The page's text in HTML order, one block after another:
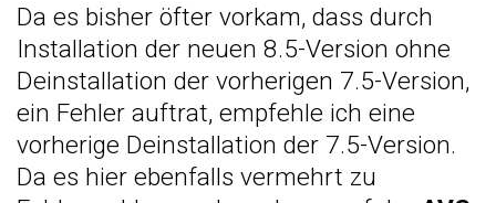
Da es bisher öfter vorkam, dass durch
Installation der neuen 8.5-Version ohne
Deinstallation der vorherigen 7.5-Version,
ein Fehler auftrat, empfehle ich eine
vorherige Deinstallation der 7.5-Version.
Da es hier ebenfalls vermehrt zu